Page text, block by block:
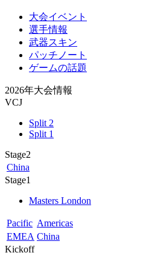
大会イベント
選手情報
武器スキン
パッチノート
ゲームの話題
2026年大会情報
VCJ
Split 2
Split 1
Stage2
China
Stage1
Masters London
Pacific Americas
EMEA China
Kickoff